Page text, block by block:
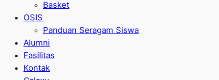
Basket
OSIS
Panduan Seragam Siswa
Alumni
Fasilitas
Kontak